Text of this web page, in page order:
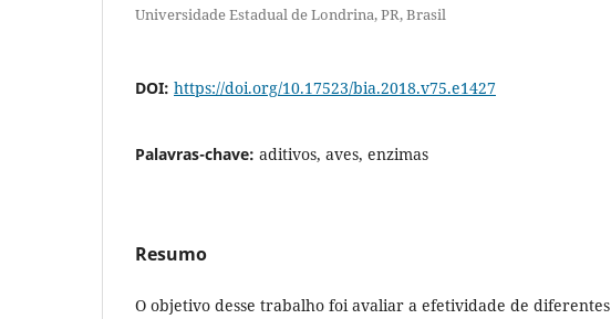
Universidade Estadual de Londrina, PR, Brasil
DOI: https://doi.org/10.17523/bia.2018.v75.e1427
Palavras-chave: aditivos, aves, enzimas
Resumo
O objetivo desse trabalho foi avaliar a efetividade de diferentes